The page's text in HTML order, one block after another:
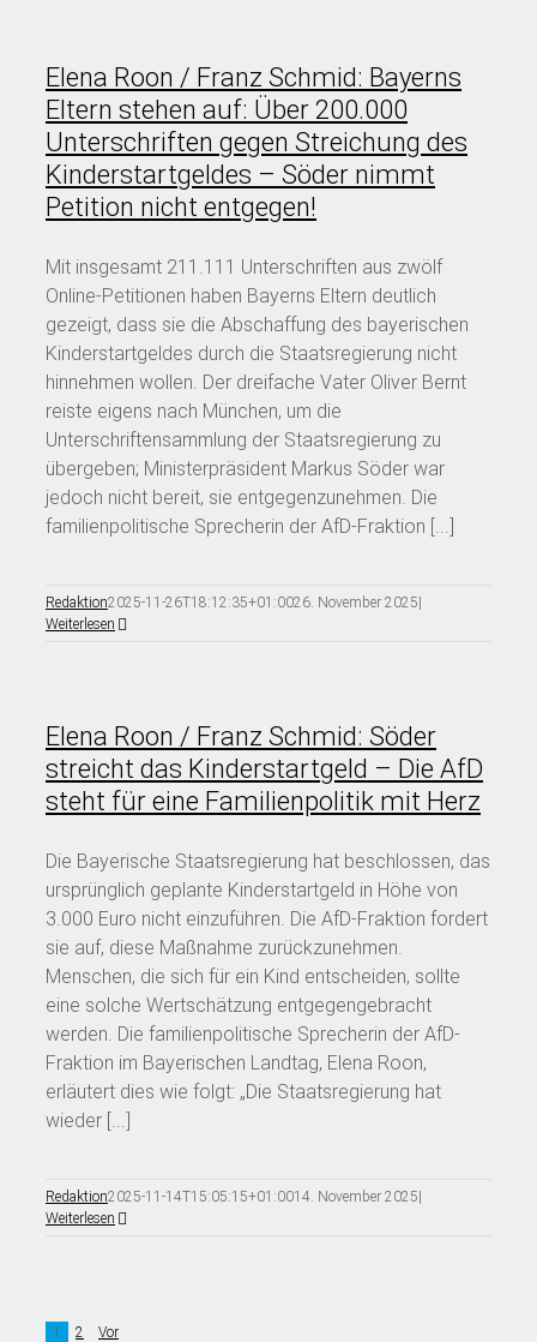
Elena Roon / Franz Schmid: Bayerns
Eltern stehen auf: Über 200.000
Unterschriften gegen Streichung des
Kinderstartgeldes – Söder nimmt
Petition nicht entgegen!
Mit insgesamt 211.111 Unterschriften aus zwölf
Online-Petitionen haben Bayerns Eltern deutlich
gezeigt, dass sie die Abschaffung des bayerischen
Kinderstartgeldes durch die Staatsregierung nicht
hinnehmen wollen. Der dreifache Vater Oliver Bernt
reiste eigens nach München, um die
Unterschriftensammlung der Staatsregierung zu
übergeben; Ministerpräsident Markus Söder war
jedoch nicht bereit, sie entgegenzunehmen. Die
familienpolitische Sprecherin der AfD-Fraktion [...]
Redaktion2025-11-26T18:12:35+01:0026. November 2025|
Weiterlesen
Elena Roon / Franz Schmid: Söder
streicht das Kinderstartgeld – Die AfD
steht für eine Familienpolitik mit Herz
Die Bayerische Staatsregierung hat beschlossen, das
ursprünglich geplante Kinderstartgeld in Höhe von
3.000 Euro nicht einzuführen. Die AfD-Fraktion fordert
sie auf, diese Maßnahme zurückzunehmen.
Menschen, die sich für ein Kind entscheiden, sollte
eine solche Wertschätzung entgegengebracht
werden. Die familienpolitische Sprecherin der AfD-
Fraktion im Bayerischen Landtag, Elena Roon,
erläutert dies wie folgt: „Die Staatsregierung hat
wieder [...]
Redaktion2025-11-14T15:05:15+01:0014. November 2025|
Weiterlesen
1 2 Vor